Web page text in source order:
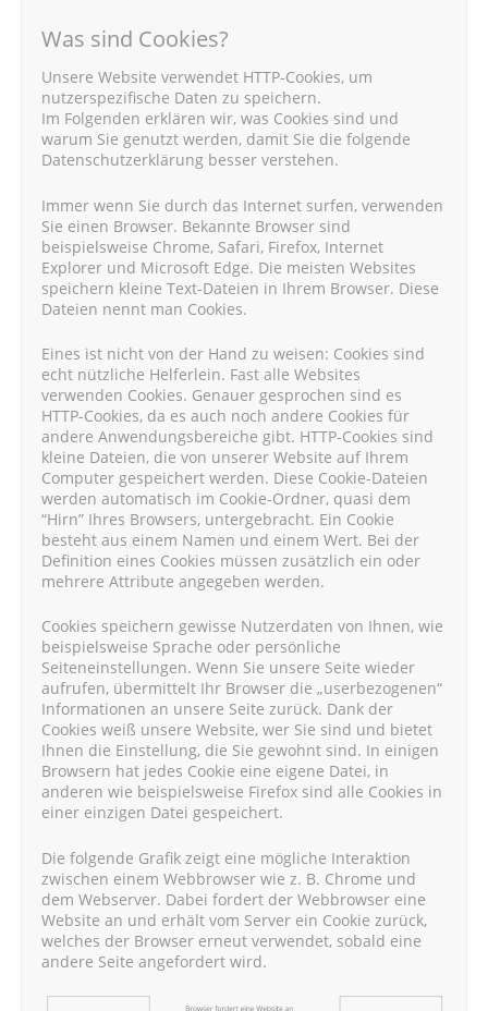
Was sind Cookies?
Unsere Website verwendet HTTP-Cookies, um
nutzerspezifische Daten zu speichern.
Im Folgenden erklären wir, was Cookies sind und
warum Sie genutzt werden, damit Sie die folgende
Datenschutzerklärung besser verstehen.
Immer wenn Sie durch das Internet surfen, verwenden
Sie einen Browser. Bekannte Browser sind
beispielsweise Chrome, Safari, Firefox, Internet
Explorer und Microsoft Edge. Die meisten Websites
speichern kleine Text-Dateien in Ihrem Browser. Diese
Dateien nennt man Cookies.
Eines ist nicht von der Hand zu weisen: Cookies sind
echt nützliche Helferlein. Fast alle Websites
verwenden Cookies. Genauer gesprochen sind es
HTTP-Cookies, da es auch noch andere Cookies für
andere Anwendungsbereiche gibt. HTTP-Cookies sind
kleine Dateien, die von unserer Website auf Ihrem
Computer gespeichert werden. Diese Cookie-Dateien
werden automatisch im Cookie-Ordner, quasi dem
“Hirn” Ihres Browsers, untergebracht. Ein Cookie
besteht aus einem Namen und einem Wert. Bei der
Definition eines Cookies müssen zusätzlich ein oder
mehrere Attribute angegeben werden.
Cookies speichern gewisse Nutzerdaten von Ihnen, wie
beispielsweise Sprache oder persönliche
Seiteneinstellungen. Wenn Sie unsere Seite wieder
aufrufen, übermittelt Ihr Browser die „userbezogenen“
Informationen an unsere Seite zurück. Dank der
Cookies weiß unsere Website, wer Sie sind und bietet
Ihnen die Einstellung, die Sie gewohnt sind. In einigen
Browsern hat jedes Cookie eine eigene Datei, in
anderen wie beispielsweise Firefox sind alle Cookies in
einer einzigen Datei gespeichert.
Die folgende Grafik zeigt eine mögliche Interaktion
zwischen einem Webbrowser wie z. B. Chrome und
dem Webserver. Dabei fordert der Webbrowser eine
Website an und erhält vom Server ein Cookie zurück,
welches der Browser erneut verwendet, sobald eine
andere Seite angefordert wird.